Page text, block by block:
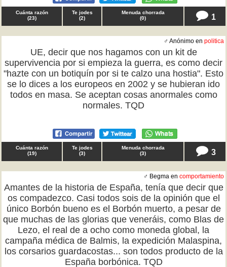
Cuánta razón
(23)
Te jodes
(2)
Menuda chorrada
(0) 1
♂ Anónimo en politica
UE, decir que nos hagamos con un kit de
supervivencia por si empieza la guerra, es como decir
"hazte con un botiquín por si te calzo una hostia". Esto
se lo dices a los europeos en 2002 y se hubieran ido
todos en masa. Se aceptan cosas anormales como
normales. TQD
Cuánta razón
(19)
Te jodes
(3)
Menuda chorrada
(3) 3
♂ Begma en comportamiento
Amantes de la historia de España, tenía que decir que
os compadezco. Casi todos sois de la opinión que el
único Borbón bueno es el Borbón muerto, a pesar de
que muchas de las glorias que veneráis, como Blas de
Lezo, el real de a ocho como moneda global, la
campaña médica de Balmis, la expedición Malaspina,
los corsarios guardacostas... son todos producto de la
España borbónica. TQD